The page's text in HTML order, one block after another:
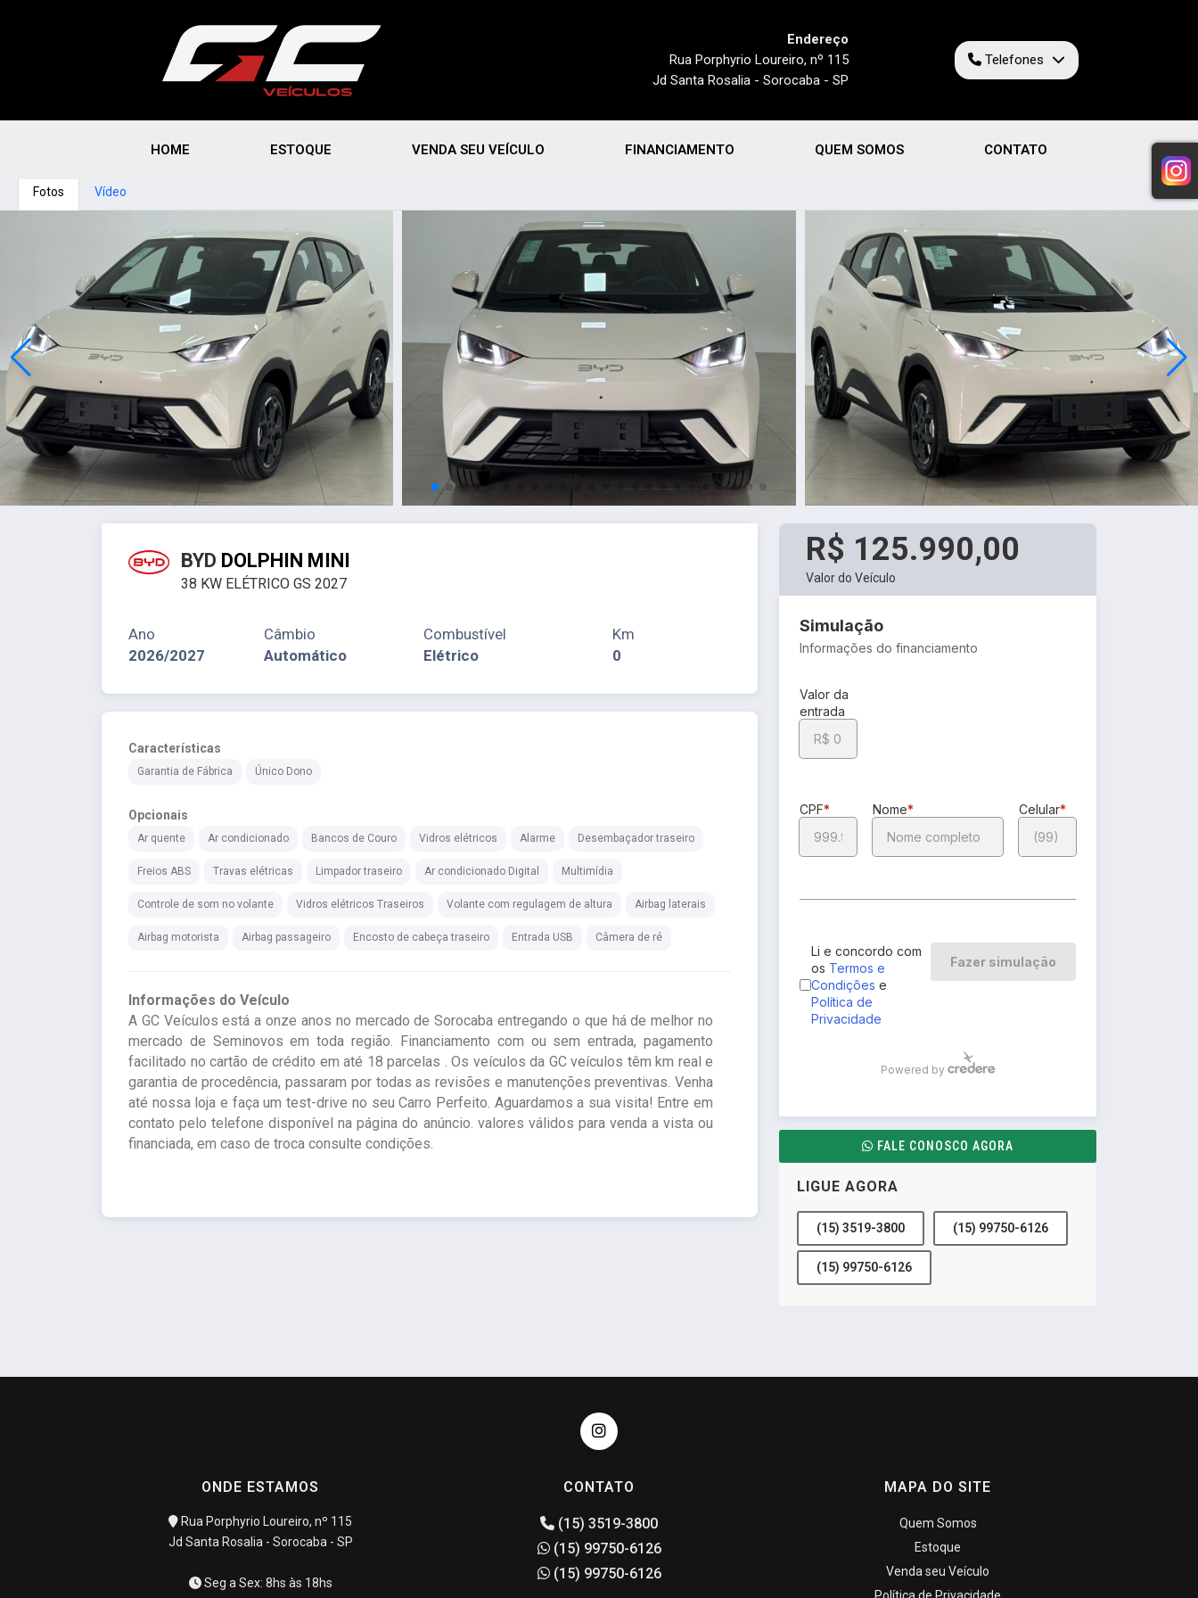
Endereço
Rua Porphyrio Loureiro, nº 115
Jd Santa Rosalia - Sorocaba - SP
Telefones
HOME ESTOQUE VENDA SEU VEÍCULO FINANCIAMENTO QUEM SOMOS CONTATO
Fotos Vídeo
BYD DOLPHIN MINI
38 KW ELÉTRICO GS 2027
Ano
2026/2027
Câmbio
Automático
Combustível
Elétrico
Km
0
Características
Garantia de Fábrica Único Dono
Opcionais
Ar quente Ar condicionado Bancos de Couro Vidros elétricos Alarme Desembaçador traseiro
Freios ABS Travas elétricas Limpador traseiro Ar condicionado Digital Multimídia
Controle de som no volante Vidros elétricos Traseiros Volante com regulagem de altura Airbag laterais
Airbag motorista Airbag passageiro Encosto de cabeça traseiro Entrada USB Câmera de ré
Informações do Veículo
A GC Veículos está a onze anos no mercado de Sorocaba entregando o que há de melhor no
mercado de Seminovos em toda região. Financiamento com ou sem entrada, pagamento
facilitado no cartão de crédito em até 18 parcelas . Os veículos da GC veículos têm km real e
garantia de procedência, passaram por todas as revisões e manutenções preventivas. Venha
até nossa loja e faça um test-drive no seu Carro Perfeito. Aguardamos a sua visita! Entre em
contato pelo telefone disponível na página do anúncio. valores válidos para venda a vista ou
financiada, em caso de troca consulte condições.
R$ 125.990,00
Valor do Veículo
FALE CONOSCO AGORA
LIGUE AGORA
(15) 3519-3800 (15) 99750-6126
(15) 99750-6126
ONDE ESTAMOS
Rua Porphyrio Loureiro, nº 115
Jd Santa Rosalia - Sorocaba - SP
Seg a Sex: 8hs às 18hs
CONTATO
(15) 3519-3800
(15) 99750-6126
(15) 99750-6126
MAPA DO SITE
Quem Somos
Estoque
Venda seu Veículo